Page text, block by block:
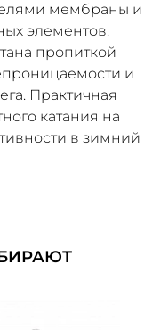
мембраны и
элементов.
пропиткой
и
Практичная
катания на
в зимний